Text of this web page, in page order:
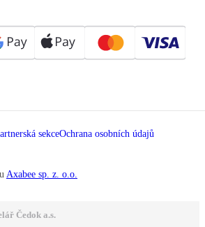
sekceOchrana osobních údajů
Axabee sp. z. o.o.
Čedok a.s.